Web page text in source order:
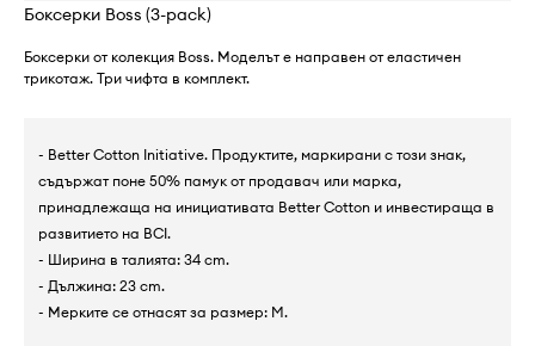
Боксерки Boss (3-pack)
Боксерки от колекция Boss. Моделът е направен от еластичен
трикотаж. Три чифта в комплект.
- Better Cotton Initiative. Продуктите, маркирани с този знак,
съдържат поне 50% памук от продавач или марка,
принадлежаща на инициативата Better Cotton и инвестираща в
развитието на BCI.
- Ширина в талията: 34 cm.
- Дължина: 23 cm.
- Мерките се отнасят за размер: M.